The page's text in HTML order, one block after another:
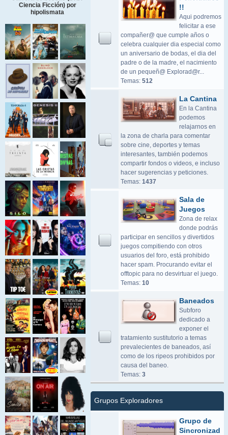
Ciencia Ficción) por
hipolismata
!!
Aqui podremos
felicitar a ese
compañer@ que cumple años o
celebra cualquier dia especial como
un aniversario de bodas, el dia del
padre o de la madre, el nacimiento
de un pequeñ@ Explorad@r...
Temas: 512
La Cantina
En la Cantina
podemos
relajarnos en
la zona de charla para comentar
sobre cine, deportes y temas
interesantes, también podemos
compartir fondos o videos, e incluso
hacer sugerencias y peticiones.
Temas: 1437
Sala de
Juegos
Zona de relax
donde podrás
participar en sencillos y divertidos
juegos compitiendo con otros
usuarios del foro, está prohibido
hacer spam. Procurando evitar el
offtopic para no desvirtuar el juego.
Temas: 10
Baneados
Subforo
dedicado a
exponer el
tratamiento sustitutorio a temas
prevalecientes de baneados, así
como de los ripeos prohibidos por
causa del baneo.
Temas: 3
Grupos Exploradores
Grupo de
Sincronizad